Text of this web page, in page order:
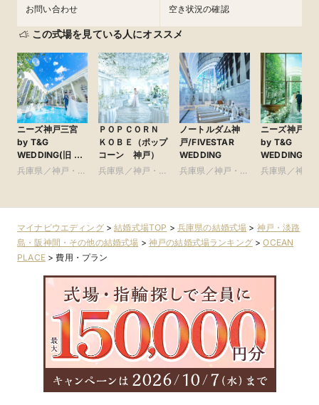
お問い合わせ 空き状況の確認
この式場を見ている人にオススメ
ニーズ神戸三宮
by T&G
WEDDING(旧 ベ
イサイド迎賓館
兵庫県／神戸・淡
ＰＯＰＣＯＲＮ
ＫＯＢＥ（ポップ
コーン 神戸）
兵庫県／神戸・淡
ノートルダム神
戸/FIVESTAR
WEDDING
兵庫県／神戸・淡
ニーズ神戸山
by T&G
WEDDING(旧
手迎賓館 神戸)
兵庫県／神戸
マイナビウエディング>結婚式場TOP > 兵庫県の結婚式場 > 神戸・淡路
島・阪神間・その他の結婚式場 > 神戸の結婚式場ランキング>OCEAN
PLACE>費用・プラン